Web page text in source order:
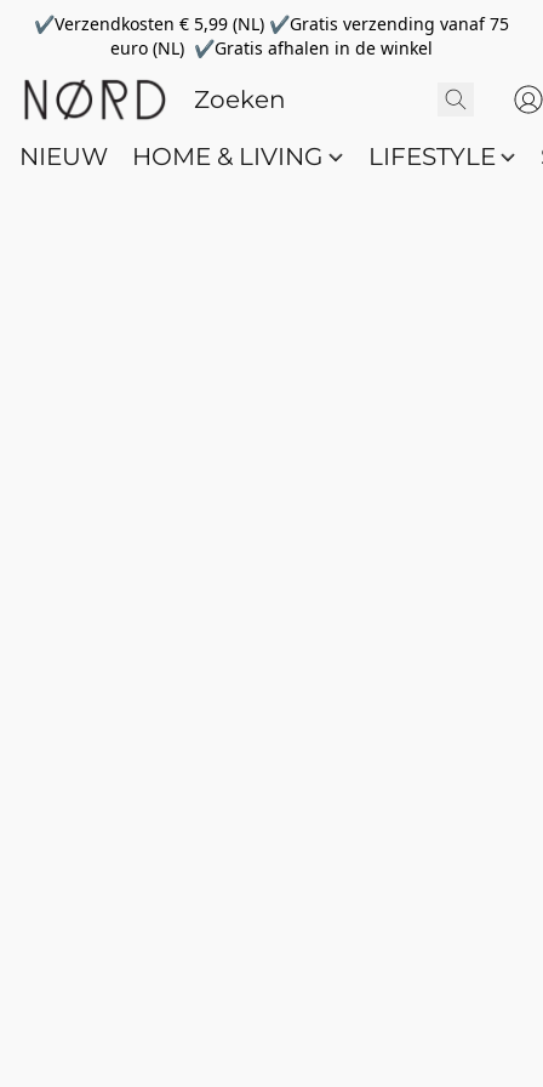
✔Verzendkosten € 5,99 (NL) ✔Gratis verzending vanaf 75
euro (NL) ✔Gratis afhalen in de winkel
NIEUW HOME & LIVING LIFESTYLE